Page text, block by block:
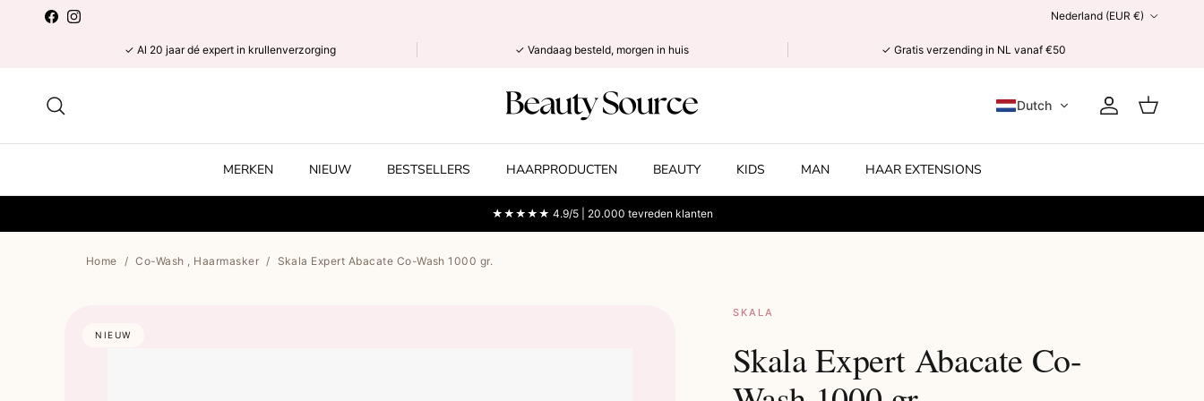
Ga naar inhoud
FacebookInstagram Nederland (EUR €)
✓ Al 20 jaar dé expert in krullenverzorging ✓ Vandaag besteld, morgen in huis ✓ Gratis verzending in NL vanaf €50
Dutch AccountWinkelwagen
MERKEN NIEUW BESTSELLERS HAARPRODUCTEN BEAUTY KIDS MAN HAAR EXTENSIONS
★★★★★ 4.9/5 | 20.000 tevreden klanten
Home / Co-Wash , Haarmasker / Skala Expert Abacate Co-Wash 1000 gr.
NIEUW
SKALA
Skala Expert Abacate Co-